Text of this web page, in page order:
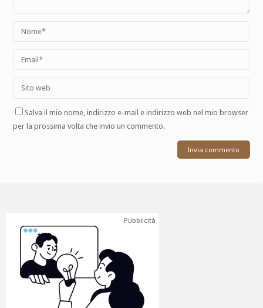
Salva il mio nome, indirizzo e-mail e indirizzo web nel mio browser
per la prossima volta che invio un commento.
Pubblicità